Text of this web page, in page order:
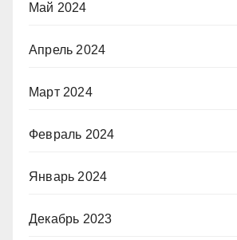
Май 2024
Апрель 2024
Март 2024
Февраль 2024
Январь 2024
Декабрь 2023